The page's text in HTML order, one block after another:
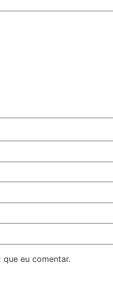
eu comentar.